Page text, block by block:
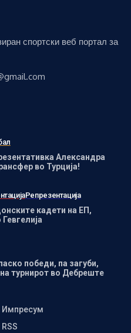
спортски веб портал за
Александра
во Турција!
Репрезентација
кадети на ЕП,
победи, па загуби,
турнирот во Дебреште
Импресум
RSS